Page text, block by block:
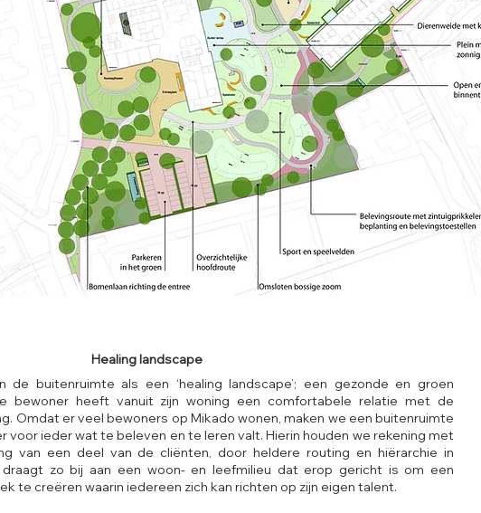
Healing landscape
buitenruimte als een ‘healing landscape’; een gezonde en groen
bewoner heeft vanuit zijn woning een comfortabele relatie met de
Omdat er veel bewoners op Mikado wonen, maken we een buitenruimte
voor ieder wat te beleven en te leren valt. Hierin houden we rekening met
van een deel van de cliënten, door heldere routing en hiërarchie in
zo bij aan een woon- en leefmilieu dat erop gericht is om een
te creëren waarin iedereen zich kan richten op zijn eigen talent.